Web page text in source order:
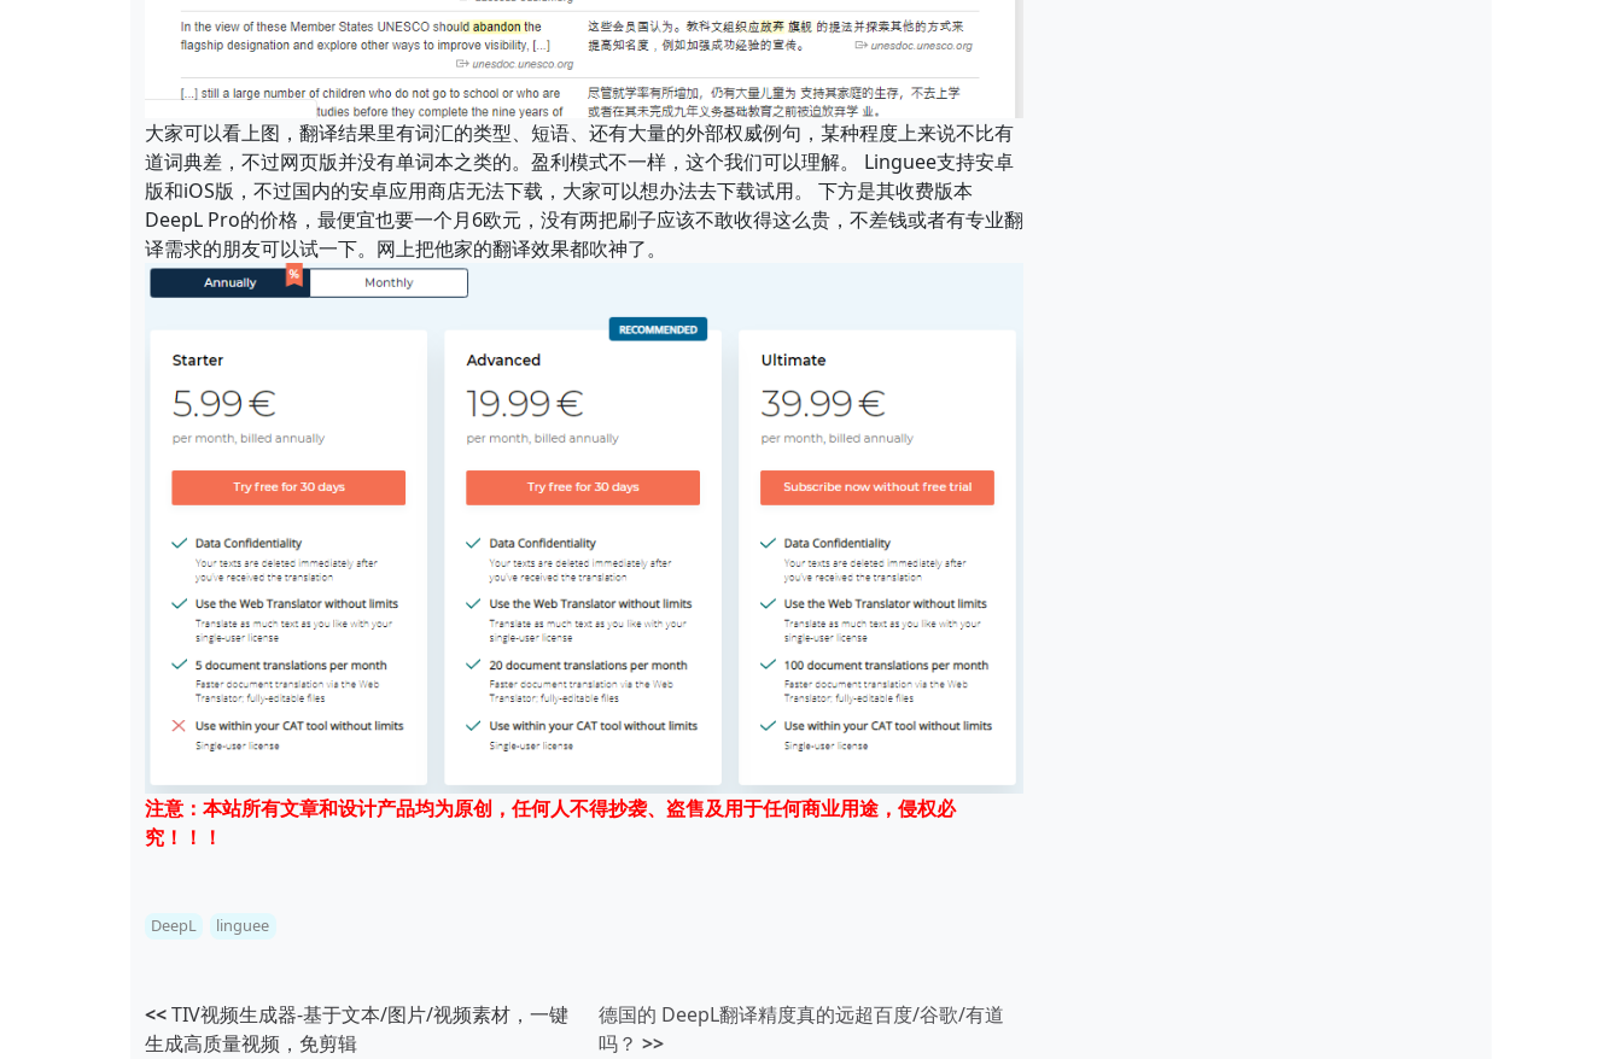
大家可以看上图，翻译结果里有词汇的类型、短语、还有大量的外部权威例句，某种程度上来说不比有
道词典差，不过网页版并没有单词本之类的。盈利模式不一样，这个我们可以理解。 Linguee支持安卓
版和iOS版，不过国内的安卓应用商店无法下载，大家可以想办法去下载试用。 下方是其收费版本
DeepL Pro的价格，最便宜也要一个月6欧元，没有两把刷子应该不敢收得这么贵，不差钱或者有专业翻
译需求的朋友可以试一下。网上把他家的翻译效果都吹神了。
注意：本站所有文章和设计产品均为原创，任何人不得抄袭、盗售及用于任何商业用途，侵权必
究！！！
DeepL linguee
<<TIV视频生成器-基于文本/图片/视频素材，一键
生成高质量视频，免剪辑
德国的 DeepL翻译精度真的远超百度/谷歌/有道
吗？ >>